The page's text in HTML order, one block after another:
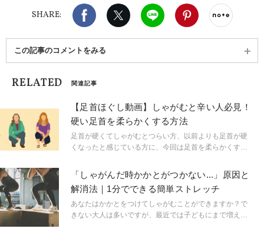
SHARE:
Facebook X（旧twitter）
LINE Pinterest
この記事のコメントをみる
RELATED 関連記事
【足首ほぐし動画】しゃがむと辛い人必見！
硬い足首を柔らかくする方法
足首が硬くてしゃがむとつらい方、以前よりも足首が硬
くなったと感じている方に、今回は足首を柔らかくする
「しゃがんだ時かかとがつかない...」原因と
解消法｜1分でできる簡単ストレッチ
あなたはかかとをつけてしゃがむことができますか？で
きない大人は多いですが、最近では子どもにまで増えて